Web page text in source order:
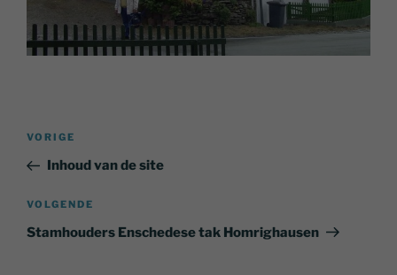
Vorig
bericht
VORIGE
Inhoud van de site
Volgend
bericht
VOLGENDE
Stamhouders Enschedese tak Homrighausen